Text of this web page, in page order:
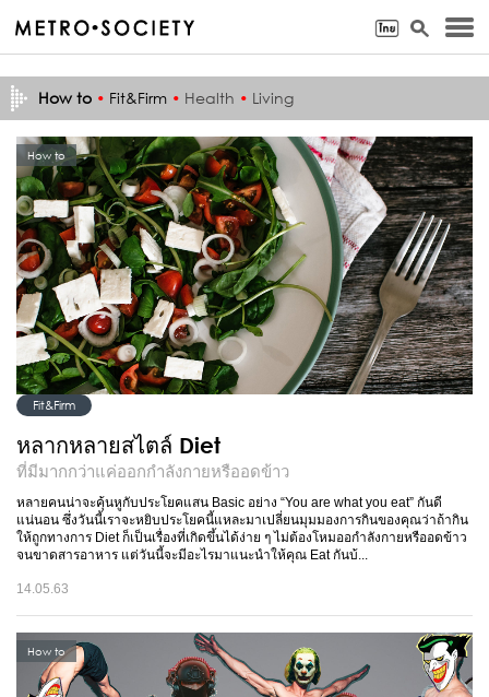
How to • Fit&Firm • Health • Living
How to
Fit&Firm
หลากหลายสไตล์ Diet
ที่มีมากกว่าแค่ออกกำลังกายหรืออดข้าว
หลายคนน่าจะคุ้นหูกับประโยคแสน Basic อย่าง “You are what you eat” กันดี
แน่นอน ซึ่งวันนี้เราจะหยิบประโยคนี้แหละมาเปลี่ยนมุมมองการกินของคุณว่าถ้ากิน
ให้ถูกทางการ Diet ก็เป็นเรื่องที่เกิดขึ้นได้ง่าย ๆ ไม่ต้องโหมออกำลังกายหรืออดข้าว
จนขาดสารอาหาร แต่วันนี้จะมีอะไรมาแนะนำให้คุณ Eat กันบ้...
14.05.63
How to